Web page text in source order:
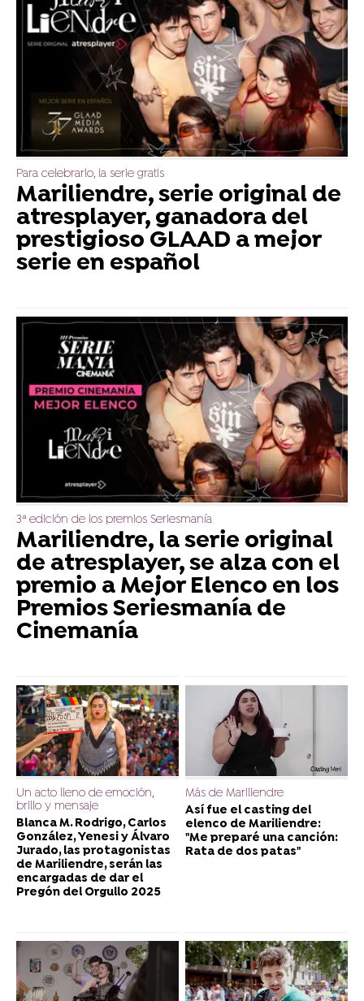
Para celebrarlo, la serie gratis
Mariliendre, serie original de
atresplayer, ganadora del
prestigioso GLAAD a mejor
serie en español
3ª edición de los premios Seriesmanía
Mariliendre, la serie original
de atresplayer, se alza con el
premio a Mejor Elenco en los
Premios Seriesmanía de
Cinemanía
Un acto lleno de emoción,
brillo y mensaje
Blanca M. Rodrigo, Carlos
González, Yenesi y Álvaro
Jurado, las protagonistas
de Mariliendre, serán las
encargadas de dar el
Pregón del Orgullo 2025
Más de Mariliendre
Así fue el casting del
elenco de Mariliendre:
"Me preparé una canción:
Rata de dos patas"